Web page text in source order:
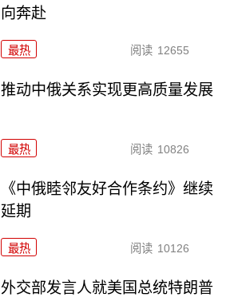
向奔赴
最热 阅读 12655
推动中俄关系实现更高质量发展
最热 阅读 10826
《中俄睦邻友好合作条约》继续
延期
最热 阅读 10126
外交部发言人就美国总统特朗普